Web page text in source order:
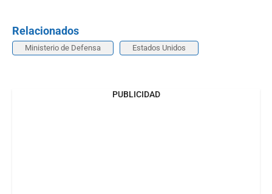
Relacionados
Ministerio de Defensa Estados Unidos
PUBLICIDAD